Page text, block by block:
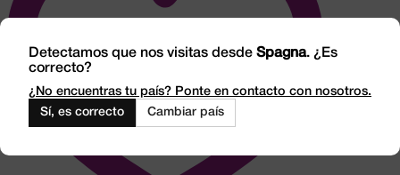
Detectamos que nos visitas desde Spagna. ¿Es
correcto?
¿No encuentras tu país? Ponte en contacto con nosotros.
Sí, es correcto
Cambiar país